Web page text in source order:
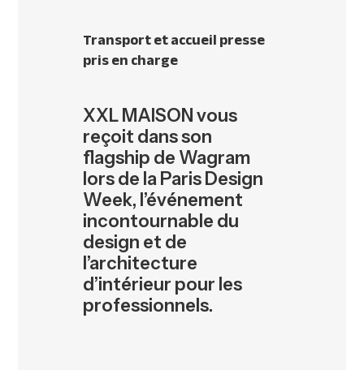
Transport et accueil presse
pris en charge
XXL MAISON vous
reçoit dans son
flagship de Wagram
lors de la Paris Design
Week, l’événement
incontournable du
design et de
l’architecture
d’intérieur pour les
professionnels.